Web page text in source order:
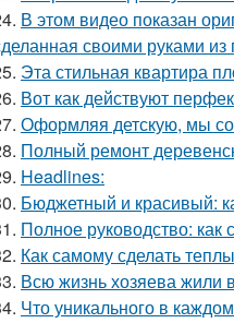
В этом видео показан
своими руками
Эта стильная квартира
Вот как действуют
Оформляя детскую, мы
Полный ремонт
Headlines:
Бюджетный и красивый:
Полное руководство:
Как самому сделать
Всю жизнь хозяева жили
Что уникального в